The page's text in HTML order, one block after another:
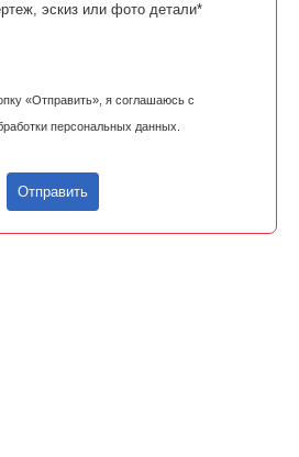
эскиз или фото детали*
«Отправить», я соглашаюсь с
персональных данных.
Отправить